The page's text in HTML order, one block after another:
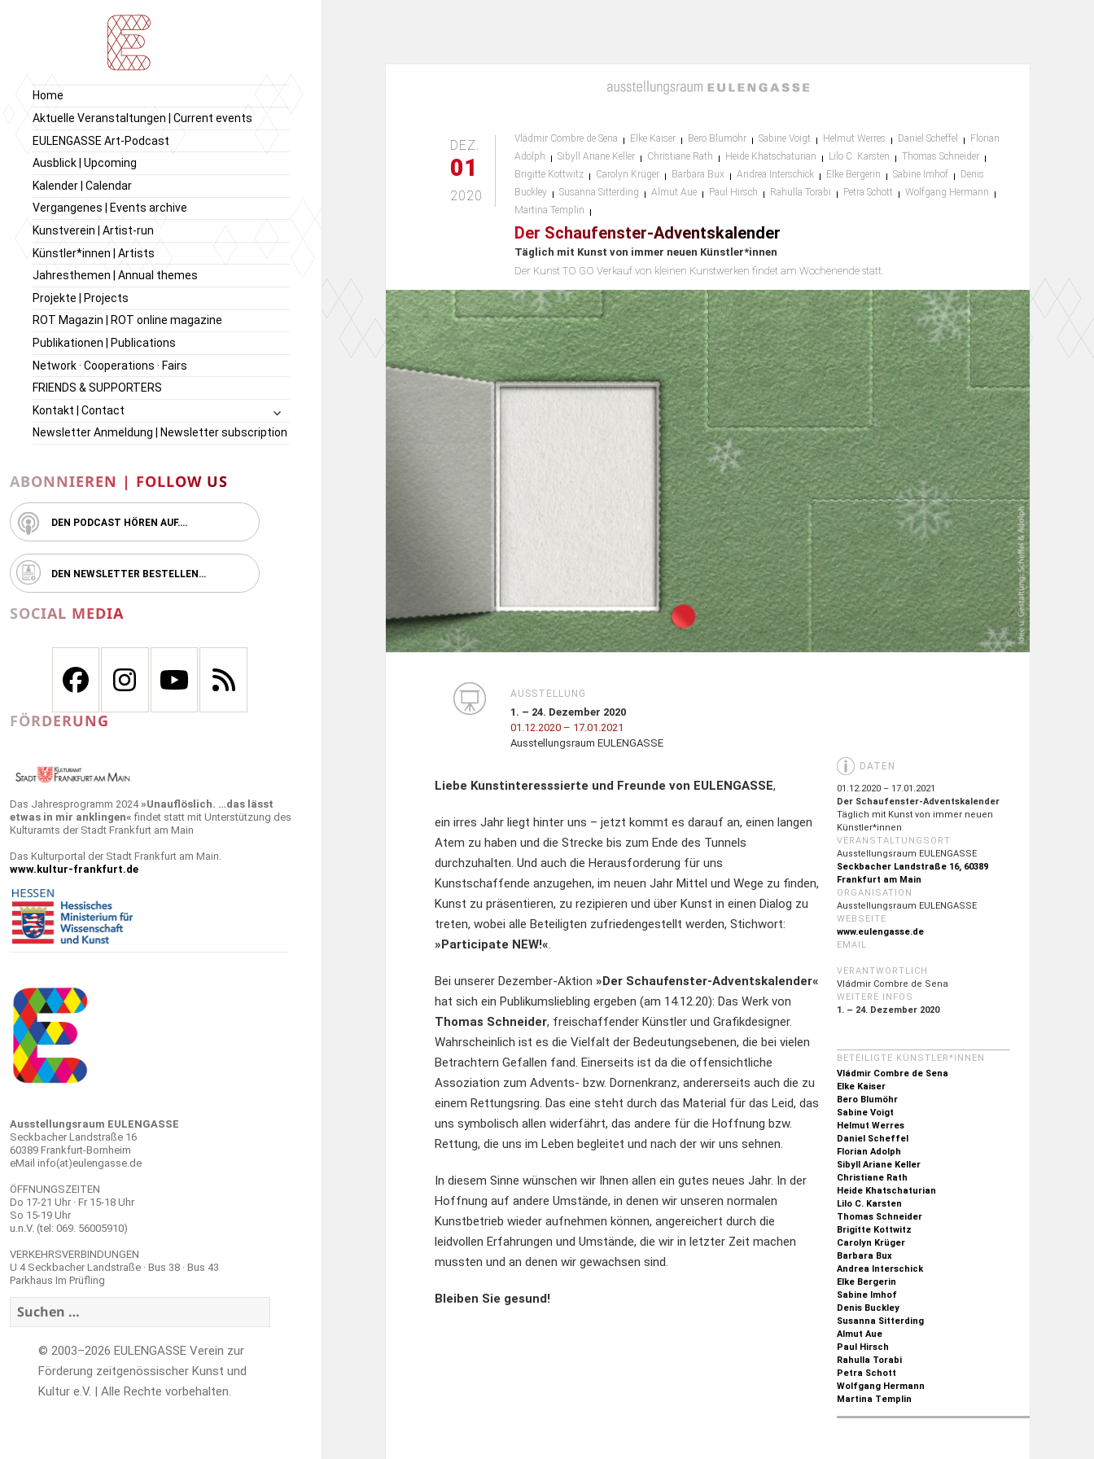
Ausstellungsraum
EULENGASSE
zeitgenössischer Kunst,
Kunstverein
EULENGASSE e.V.
Home
Aktuelle Veranstaltungen | Current events
EULENGASSE Art-Podcast
Ausblick | Upcoming
Kalender | Calendar
Vergangenes | Events archive
Kunstverein | Artist-run
Künstler*innen | Artists
Jahresthemen | Annual themes
Projekte | Projects
ROT Magazin | ROT online magazine
Publikationen | Publications
Network · Cooperations · Fairs
FRIENDS & SUPPORTERS
Kontakt | Contact
Newsletter Anmeldung | Newsletter subscription
ABONNIEREN | FOLLOW US
DEN PODCAST HÖREN AUF….
DEN NEWSLETTER BESTELLEN…
SOCIAL MEDIA
FÖRDERUNG
Das Jahresprogramm 2024»Unauflöslich. …das lässt
etwas in mir anklingen« findet statt mit Unterstützung des
Kulturamts der Stadt Frankfurt am Main
Das Kulturportal der Stadt Frankfurt am Main.
www.kultur-frankfurt.de
Ausstellungsraum EULENGASSE
Seckbacher Landstraße 16
60389 Frankfurt-Bornheim
eMail info(at)eulengasse.de
ÖFFNUNGSZEITEN
Do 17-21 Uhr · Fr 15-18 Uhr
So 15-19 Uhr
u.n.V. (tel: 069. 56005910)
VERKEHRSVERBINDUNGEN
U 4 Seckbacher Landstraße · Bus 38 · Bus 43
Parkhaus Im Prüfling
Suchen
nach:
© 2003–2026 EULENGASSE Verein zur
Förderung zeitgenössischer Kunst und
Kultur e.V. | Alle Rechte vorbehalten.
DEZ.
01
2020
Vládmir Combre de Sena Elke Kaiser Bero Blumöhr Sabine Voigt Helmut Werres Daniel Scheffel
Florian
Adolph
Sibyll Ariane Keller Christiane Rath Heide Khatschaturian Lilo C. Karsten
Thomas Schneider
Brigitte Kottwitz
Carolyn Krüger Barbara Bux Andrea Interschick Elke Bergerin Sabine Imhof
Denis
Buckley
Susanna Sitterding Almut Aue Paul Hirsch Rahulla Torabi Petra Schott
Wolfgang Hermann
Martina Templin
Der Schaufenster-Adventskalender
Täglich mit Kunst von immer neuen Künstler*innen
Der Kunst TO GO Verkauf von kleinen Kunstwerken findet am Wochenende statt.
AUSSTELLUNG
1. – 24. Dezember 2020
01.12.2020 – 17.01.2021
Ausstellungsraum EULENGASSE
DATEN
01.12.2020 – 17.01.2021
Der Schaufenster-Adventskalender
Täglich mit Kunst von immer neuen
Künstler*innen
VERANSTALTUNGSORT
Ausstellungsraum EULENGASSE
Seckbacher Landstraße 16, 60389
Frankfurt am Main
ORGANISATION
Ausstellungsraum EULENGASSE
WEBSEITE
www.eulengasse.de
EMAIL
VERANTWORTLICH
Vládmir Combre de Sena
WEITERE INFOS
1. – 24. Dezember 2020
BETEILIGTE KÜNSTLER*INNEN
Vládmir Combre de Sena
Elke Kaiser
Bero Blumöhr
Sabine Voigt
Helmut Werres
Daniel Scheffel
Florian Adolph
Sibyll Ariane Keller
Christiane Rath
Heide Khatschaturian
Lilo C. Karsten
Thomas Schneider
Brigitte Kottwitz
Carolyn Krüger
Barbara Bux
Andrea Interschick
Elke Bergerin
Sabine Imhof
Denis Buckley
Susanna Sitterding
Almut Aue
Paul Hirsch
Rahulla Torabi
Petra Schott
Wolfgang Hermann
Martina Templin
Liebe Kunstinteresssierte und Freunde von EULENGASSE,
ein irres Jahr liegt hinter uns – jetzt kommt es darauf an, einen langen
Atem zu haben und die Strecke bis zum Ende des Tunnels
durchzuhalten. Und auch die Herausforderung für uns
Kunstschaffende anzugehen, im neuen Jahr Mittel und Wege zu finden,
Kunst zu präsentieren, zu rezipieren und über Kunst in einen Dialog zu
treten, wobei alle Beteiligten zufriedengestellt werden, Stichwort:
»Participate NEW!«
Bei unserer Dezember-Aktion »Der Schaufenster-Adventskalender«
hat sich ein Publikumsliebling ergeben (am 14.12.20): Das Werk von
Thomas Schneider, freischaffender Künstler und Grafikdesigner.
Wahrscheinlich ist es die Vielfalt der Bedeutungsebenen, die bei vielen
Betrachtern Gefallen fand. Einerseits ist da die offensichtliche
Assoziation zum Advents- bzw. Dornenkranz, andererseits auch die zu
einem Rettungsring. Das eine steht durch das Material für das Leid, das
uns symbolisch allen widerfährt, das andere für die Hoffnung bzw.
Rettung, die uns im Leben begleitet und nach der wir uns sehnen.
In diesem Sinne wünschen wir Ihnen allen ein gutes neues Jahr. In der
Hoffnung auf andere Umstände, in denen wir unseren normalen
Kunstbetrieb wieder aufnehmen können, angereichert durch die
leidvollen Erfahrungen und Umstände, die wir in letzter Zeit machen
mussten und an denen wir gewachsen sind.
Bleiben Sie gesund!